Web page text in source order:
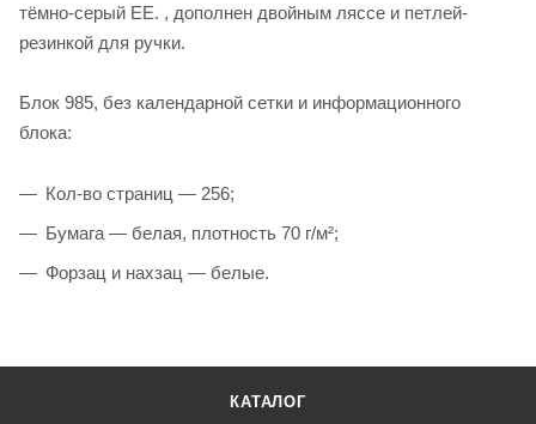
тёмно-серый ЕЕ. , дополнен двойным ляссе и петлей-
резинкой для ручки.
Блок 985, без календарной сетки и информационного
блока:
Кол-во страниц — 256;
Бумага — белая, плотность 70 г/м²;
Форзац и нахзац — белые.
КАТАЛОГ